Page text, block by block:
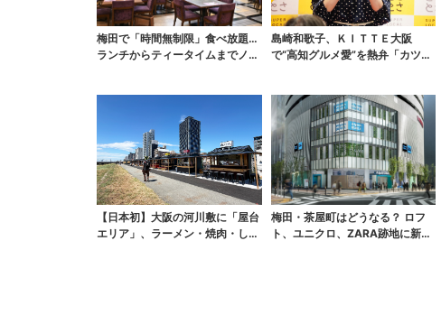
梅田で「時間無制限」食べ放題…
ランチからティータイムまでノン
島崎和歌子、ＫＩＴＴＥ大阪
で“高知グルメ愛”を熱弁「カツオ
【日本初】大阪の河川敷に「屋台
エリア」、ラーメン・焼肉・しゃ
梅田・茶屋町はどうなる？ ロフ
ト、ユニクロ、ZARA跡地に新店